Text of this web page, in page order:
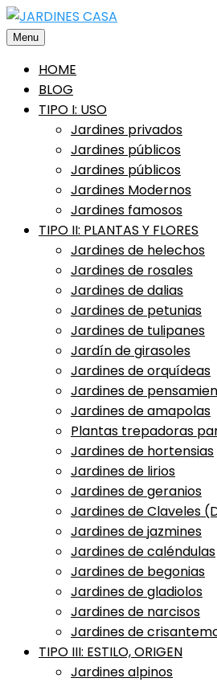
Saltar
alMenu
HOME
BLOG
TIPO I: USO
Jardines privados
Jardines públicos
Jardines públicos
Jardines Modernos
Jardines famosos
TIPO II: PLANTAS Y FLORES
Jardines de helechos
Jardines de rosales
Jardines de dalias
Jardines de petunias
Jardines de tulipanes
Jardín de girasoles
Jardines de orquídeas
Jardines de
Jardines de amapolas
Plantas trepadoras
Jardines de hortensias
Jardines de lirios
Jardines de geranios
Jardines de Claveles
Jardines de jazmines
Jardines de caléndulas
Jardines de begonias
Jardines de gladiolos
Jardines de narcisos
Jardines de
TIPO III: ESTILO, ORIGEN
Jardines alpinos